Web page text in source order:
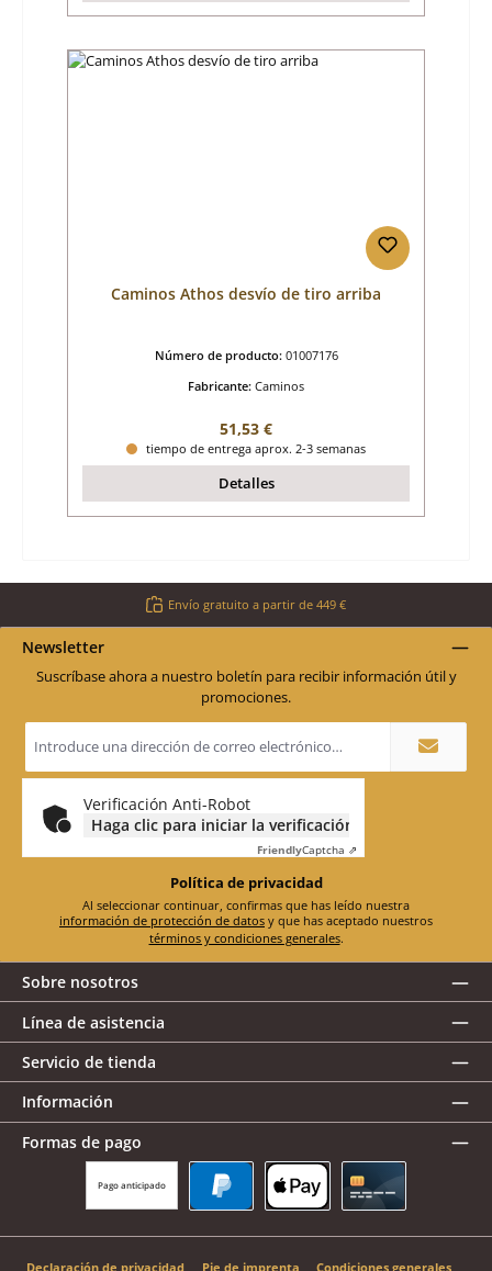
Caminos Athos desvío de tiro arriba
Número de producto: 01007176
Fabricante: Caminos
Precio normal:
51,53 €
tiempo de entrega aprox. 2-3 semanas
Detalles
Envío gratuito a partir de 449 €
Newsletter
Suscríbase ahora a nuestro boletín para recibir información útil y
promociones.
de
electrónico
Verificación Anti-Robot
Haga clic para iniciar la verificación
FriendlyCaptcha ⇗
Política de privacidad
información de protección de datos
términos y condiciones generales.
Sobre nosotros
Línea de asistencia
Servicio de tienda
Información
Formas de pago
Pago anticipado
Declaración de privacidad Pie de imprenta Condiciones generales